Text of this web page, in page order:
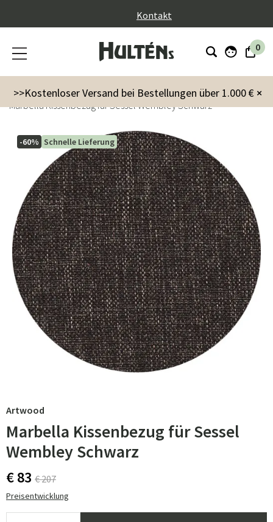
Kontakt
0
×
>>Kostenloser Versand bei Bestellungen über 1.000 €
Innenausstattung Textilien
Kissen & Bezüge
Marbella Kissenbezug für Sessel Wembley Schwarz
-60% Schnelle Lieferung
Artwood
Marbella Kissenbezug für Sessel
Wembley Schwarz
€ 83 € 207
Preisentwicklung